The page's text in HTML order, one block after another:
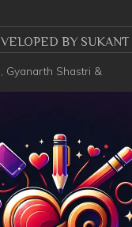
BY SUKANT
Gyanarth Shastri &